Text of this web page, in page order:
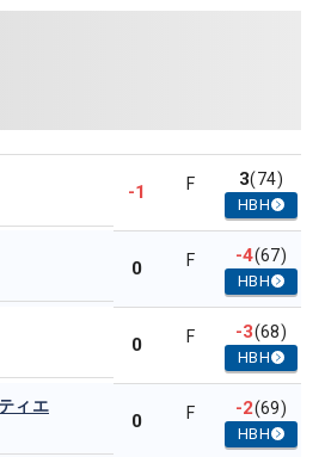
-1 F 3(74)
HBH
0 F -4(67)
HBH
0 F -3(68)
HBH
ィエ
0 F -2(69)
HBH